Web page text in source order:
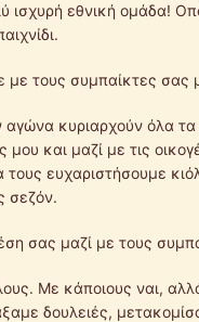
ισχυρή εθνική ομάδα!
με τους συμπαίκτες
κυριαρχούν όλα
μου και μαζί με τις
τους ευχαριστήσουμε
σεζόν.
σας μαζί με τους
Με κάποιους ναι,
δουλειές,